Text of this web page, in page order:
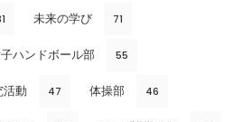
未来の学び 71
ハンドボール部 55
動 47 体操部 46